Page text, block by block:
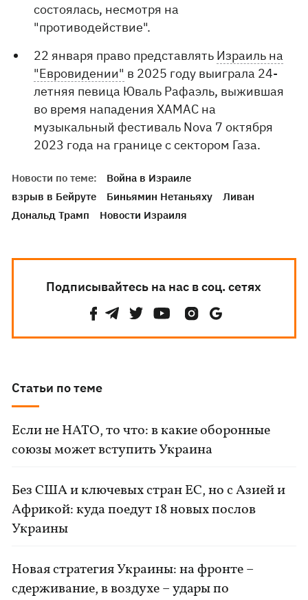
состоялась, несмотря на
"противодействие".
22 января право представлять Израиль на
"Евровидении" в 2025 году выиграла 24-
летняя певица Юваль Рафаэль, выжившая
во время нападения ХАМАС на
музыкальный фестиваль Nova 7 октября
2023 года на границе с сектором Газа.
Новости по теме:
Война в Израиле
взрыв в Бейруте
Биньямин Нетаньяху
Ливан
Дональд Трамп
Новости Израиля
Подписывайтесь на нас в соц. сетях
Статьи по теме
Если не НАТО, то что: в какие оборонные
союзы может вступить Украина
Без США и ключевых стран ЕС, но с Азией и
Африкой: куда поедут 18 новых послов
Украины
Новая стратегия Украины: на фронте –
сдерживание, в воздухе – удары по